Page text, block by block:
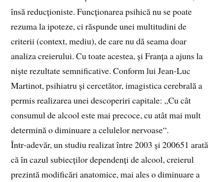
însă reducționiste. Funcționarea psihică nu se poate
rezuma la ipoteze, ci răspunde unei multitudini de
criterii (context, mediu), de care nu dă seama doar
analiza creierului. Cu toate acestea, și Franța a ajuns la
niște rezultate semnificative. Conform lui Jean‑Luc
Martinot, psihiatru și cercetător, imagistica cerebrală a
permis realizarea unei descoperiri capitale: „Cu cât
consumul de alcool este mai precoce, cu atât mai mult
determină o diminuare a celulelor nervoase“.
Într‑adevăr, un studiu realizat între 2003 și 200651 arată
că în cazul subiecților dependenți de alcool, creierul
prezintă modificări anatomice, mai ales o diminuare a